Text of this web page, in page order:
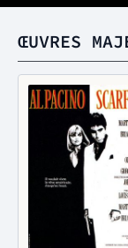
ŒUVRES